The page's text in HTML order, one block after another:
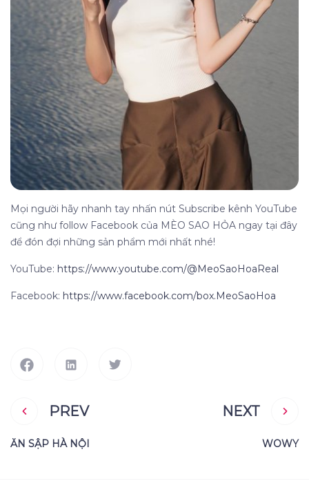
Mọi người hãy nhanh tay nhấn nút Subscribe kênh YouTube
cũng như follow Facebook của MÈO SAO HỎA ngay tại đây
để đón đợi những sản phẩm mới nhất nhé!
YouTube: https://www.youtube.com/@MeoSaoHoaReal
Facebook: https://www.facebook.com/box.MeoSaoHoa
PREV
ĂN SẬP HÀ NỘI
NEXT
WOWY